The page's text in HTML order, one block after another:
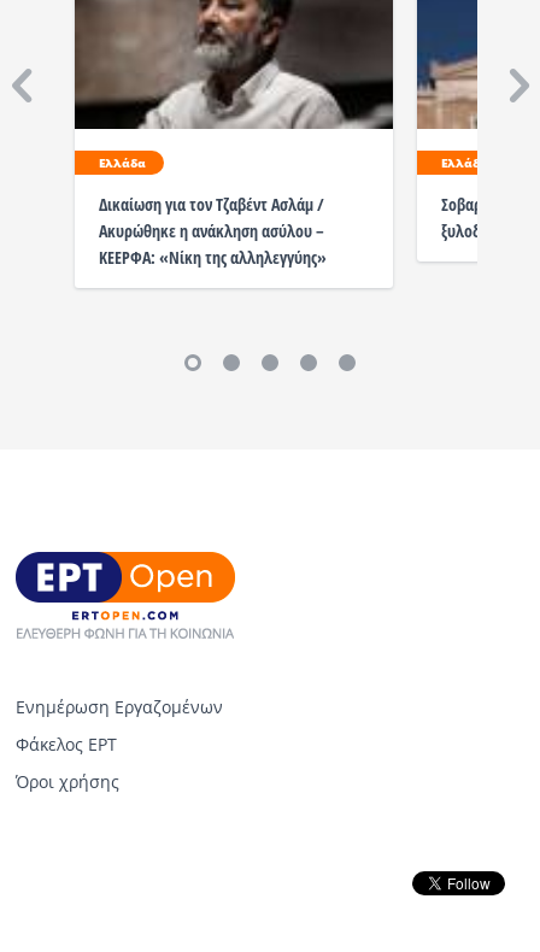
Ελλάδα
Δικαίωση για τον Τζαβέντ Ασλάμ /
Ακυρώθηκε η ανάκληση ασύλου –
ΚΕΕΡΦΑ: «Νίκη της αλληλεγγύης»
Ελλάδα
Σοβαρή
ξυλοδαρμό
Ενημέρωση Εργαζομένων
Φάκελος ΕΡΤ
Όροι χρήσης